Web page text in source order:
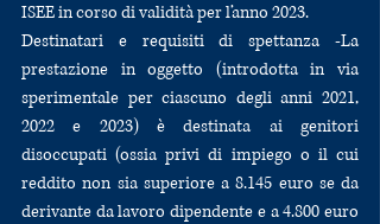
ISEE in corso di validità per l’anno 2023.
Destinatari e requisiti di spettanza -La
prestazione in oggetto (introdotta in via
sperimentale per ciascuno degli anni 2021,
2022 e 2023) è destinata ai genitori
disoccupati (ossia privi di impiego o il cui
reddito non sia superiore a 8.145 euro se da
derivante da lavoro dipendente e a 4.800 euro